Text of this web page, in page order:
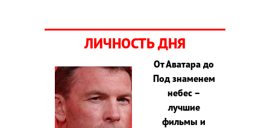
ЛИЧНОСТЬ ДНЯ
От Аватара до
Под знаменем
небес –
лучшие
фильмы и